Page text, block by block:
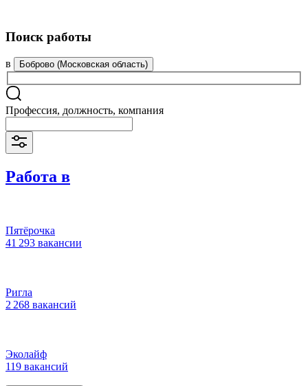
Поиск работы
в Боброво (Московская область)
Профессия, должность, компания
Работа в
Пятёрочка
41 293 вакансии
Ригла
2 268 вакансий
Эколайф
119 вакансий